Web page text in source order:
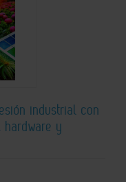
industrial con
hardware y